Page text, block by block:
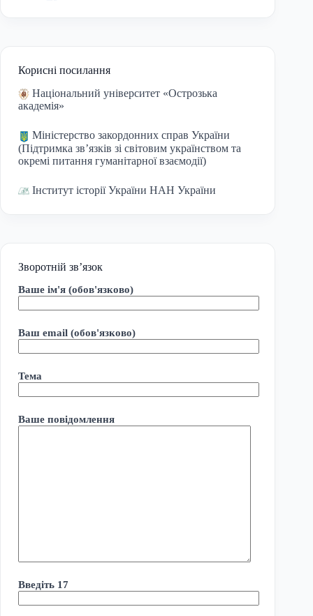
Корисні посилання
Національний університет «Острозька
академія»
Міністерство закордонних справ України
(Підтримка зв’язків зі світовим українством та
окремі питання гуманітарної взаємодії)
Інститут історії України НАН України
Зворотній зв’язок
Ваше ім'я (обов'язково)
Ваш email (обов'язково)
Тема
Ваше повідомлення
Введіть 17